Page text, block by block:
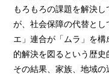
もろもろの課題を解決し
が、社会保障の代替と
エ」連合が「ムラ」を
的解決を図るという歴史
その結果、家族、地域